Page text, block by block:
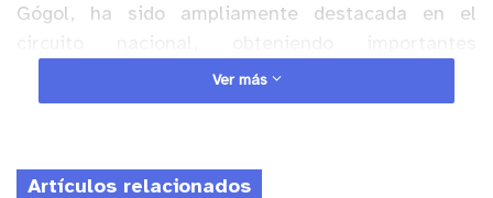
Gógol, ha sido ampliamente destacada en el
reconocimientos como los Premios APES a Mejor
Actor, Mejor Dirección y Mejor Integración
Actor por su interpretación en esta obra.
Ver más
Artículos relacionados